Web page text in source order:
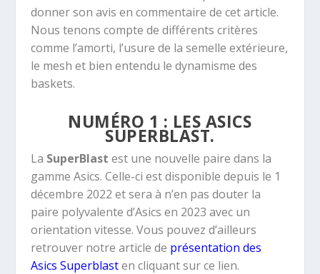
donner son avis en commentaire de cet article.
Nous tenons compte de différents critères
comme l’amorti, l’usure de la semelle extérieure,
le mesh et bien entendu le dynamisme des
baskets.
NUMÉRO 1 : LES ASICS
SUPERBLAST.
La SuperBlast est une nouvelle paire dans la
gamme Asics. Celle-ci est disponible depuis le 1
décembre 2022 et sera à n’en pas douter la
paire polyvalente d’Asics en 2023 avec un
orientation vitesse. Vous pouvez d’ailleurs
retrouver notre article de présentation des
Asics Superblasten cliquant sur ce lien.